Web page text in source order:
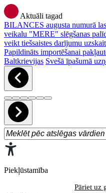
Aktuāli tagad
BILANCES augusta numurā
veikalu "MERE" slēgšanas
veikt tiešsaistes darījumu
Papildināts importēšanai
Baltkrievijas Svešā īpašumā
Piekļūstamība
Pāriet uz